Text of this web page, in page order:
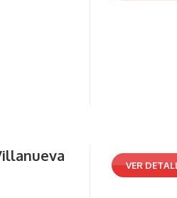
VER